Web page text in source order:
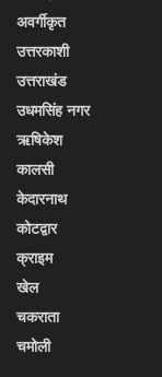
अवर्गीकृत
उत्तरकाशी
उत्तराखंड
उधमसिंह नगर
ऋषिकेश
कालसी
केदारनाथ
कोटद्वार
क्राइम
खेल
चकराता
चमोली